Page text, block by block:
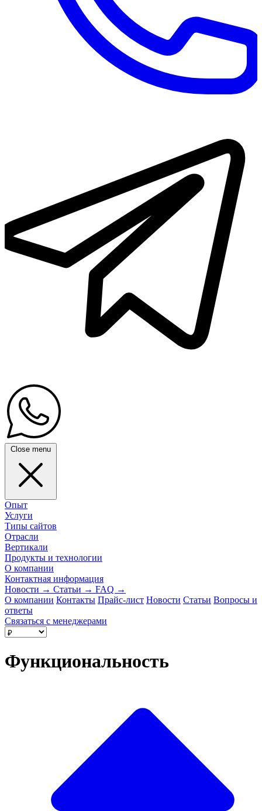
Close menu
Опыт
Услуги
Типы сайтов
Отрасли
Вертикали
Продукты и технологии
О компании
Контактная информация
Новости → Статьи → FAQ →
О компании Контакты Прайс-лист Новости Статьи Вопросы и
ответы
Связаться с менеджерами
Функциональность